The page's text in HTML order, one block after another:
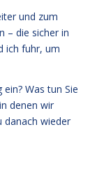
und zum
– die sicher in
ich fuhr, um
Was tun Sie
denen wir
danach wieder